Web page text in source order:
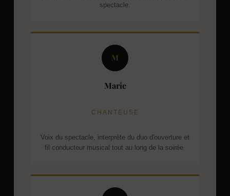
spectacle.
M
Marie
CHANTEUSE
Voix du spectacle, interprète du duo d'ouverture et
fil conducteur musical tout au long de la soirée.